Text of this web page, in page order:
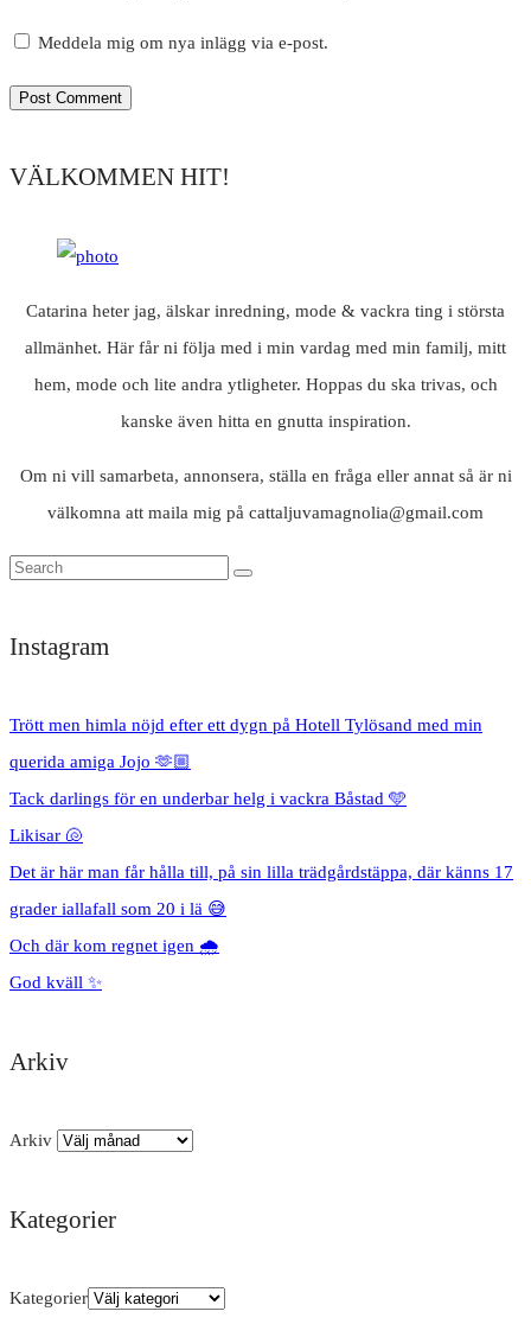
Meddela mig om nya inlägg via e-post.
VÄLKOMMEN HIT!
Catarina heter jag, älskar inredning, mode & vackra ting i största
allmänhet. Här får ni följa med i min vardag med min familj, mitt
hem, mode och lite andra ytligheter. Hoppas du ska trivas, och
kanske även hitta en gnutta inspiration.
Om ni vill samarbeta, annonsera, ställa en fråga eller annat så är ni
välkomna att maila mig på cattaljuvamagnolia@gmail.com
Instagram
Trött men himla nöjd efter ett dygn på Hotell Tylösand med min
querida amiga Jojo 🫶🏼
Tack darlings för en underbar helg i vackra Båstad 🩵
Likisar 🐚
Det är här man får hålla till, på sin lilla trädgårdstäppa, där känns 17
grader iallafall som 20 i lä 😅
Och där kom regnet igen 🌧️
God kväll ✨
Arkiv
Arkiv
Kategorier
Kategorier